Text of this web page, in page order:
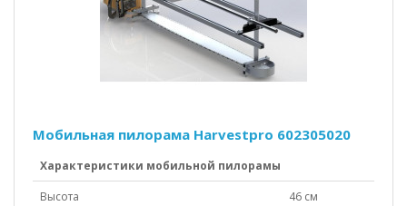
Мобильная пилорама Harvestpro 602305020
Характеристики мобильной пилорамы
Высота
46 см